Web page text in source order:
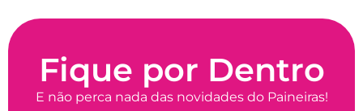
Fique por Dentro
E não perca nada das novidades do Paineiras!